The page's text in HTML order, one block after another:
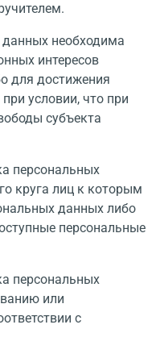
необходима
интересов
для достижения
условии, что при
субъекта
персональных
круга лиц к которым
данных либо
персональные
персональных
или
с